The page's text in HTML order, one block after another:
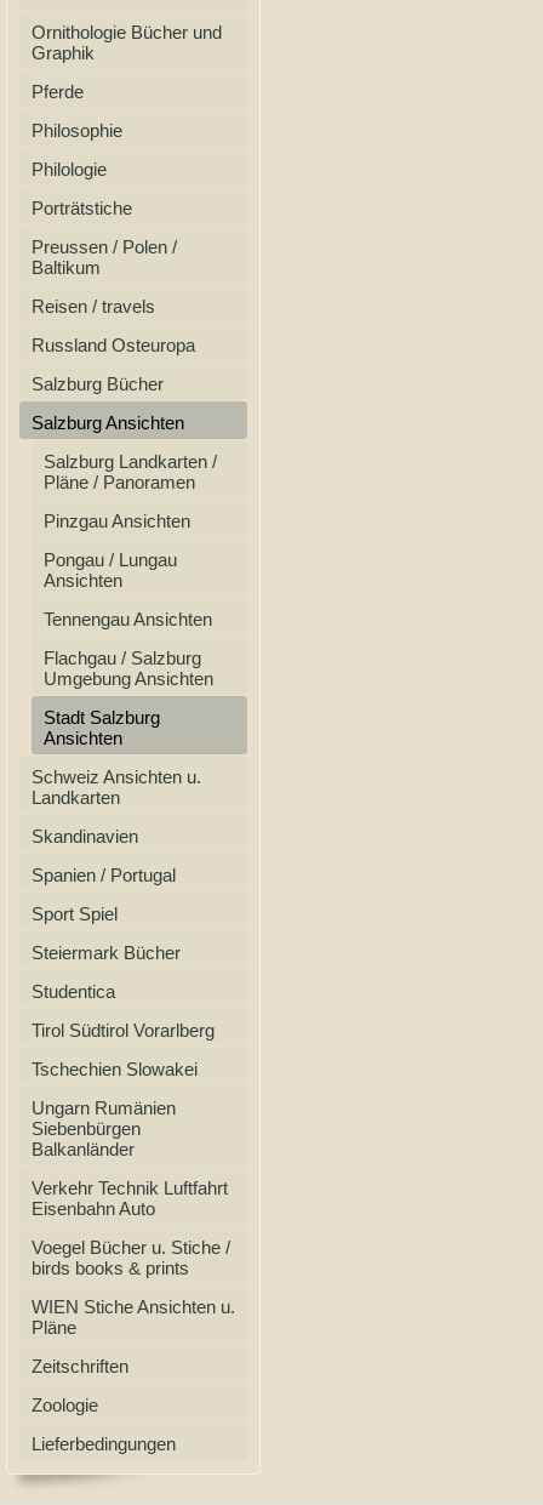
Ornithologie Bücher und
Graphik
Pferde
Philosophie
Philologie
Porträtstiche
Preussen / Polen /
Baltikum
Reisen / travels
Russland Osteuropa
Salzburg Bücher
Salzburg Ansichten
Salzburg Landkarten /
Pläne / Panoramen
Pinzgau Ansichten
Pongau / Lungau
Ansichten
Tennengau Ansichten
Flachgau / Salzburg
Umgebung Ansichten
Stadt Salzburg
Ansichten
Schweiz Ansichten u.
Landkarten
Skandinavien
Spanien / Portugal
Sport Spiel
Steiermark Bücher
Studentica
Tirol Südtirol Vorarlberg
Tschechien Slowakei
Ungarn Rumänien
Siebenbürgen
Balkanländer
Verkehr Technik Luftfahrt
Eisenbahn Auto
Voegel Bücher u. Stiche /
birds books & prints
WIEN Stiche Ansichten u.
Pläne
Zeitschriften
Zoologie
Lieferbedingungen